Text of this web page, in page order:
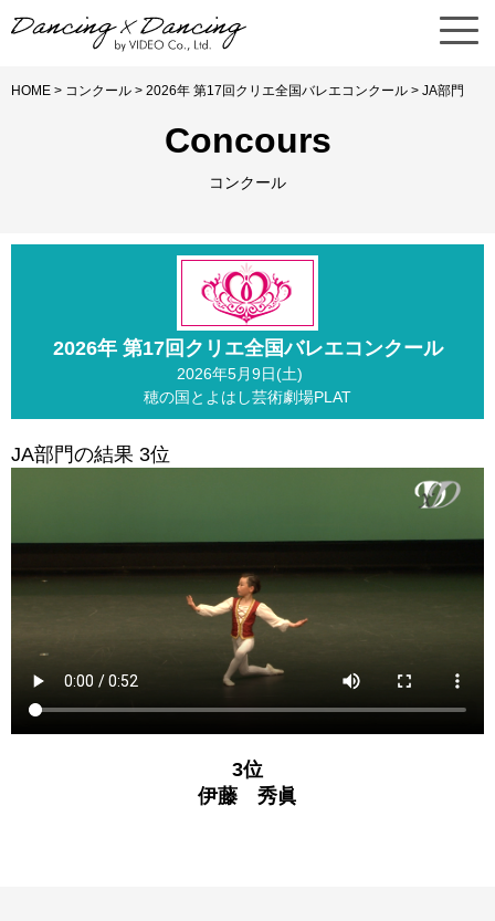
HOME > コンクール > 2026年 第17回クリエ全国バレエコンクール > JA部門
Concours
コンクール
2026年 第17回クリエ全国バレエコンクール
2026年5月9日(土)
穂の国とよはし芸術劇場PLAT
JA部門の結果 3位
3位
伊藤 秀眞